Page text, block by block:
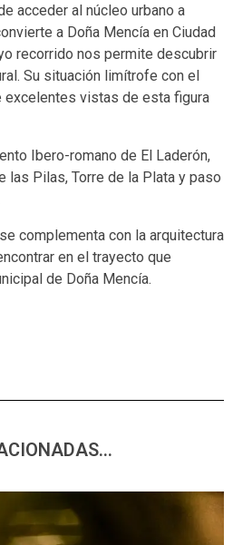
acceder al núcleo urbano a
a Doña Mencía en Ciudad
recorrido nos permite descubrir
Su situación limítrofe con el
excelentes vistas de esta figura
Ibero-romano de El Laderón,
las Pilas, Torre de la Plata y paso
complementa con la arquitectura
en el trayecto que
de Doña Mencía.